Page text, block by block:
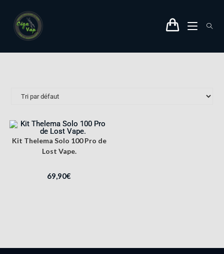
Kit Thelema Solo 100 Pro de
Lost Vape.
69,90€